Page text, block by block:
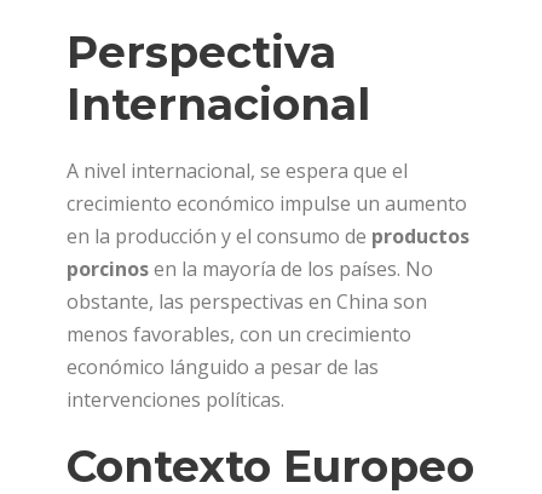
Perspectiva
Internacional
A nivel internacional, se espera que el
crecimiento económico impulse un aumento
en la producción y el consumo de productos
porcinosen la mayoría de los países. No
obstante, las perspectivas en China son
menos favorables, con un crecimiento
económico lánguido a pesar de las
intervenciones políticas.
Contexto Europeo